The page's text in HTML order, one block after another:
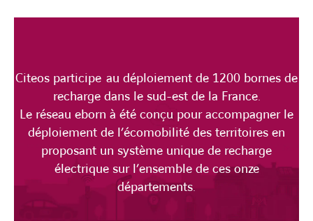
Citeos participe au déploiement de 1200 bornes de
recharge dans le sud-est de la France.
Le réseau eborn à été conçu pour accompagner le
déploiement de l’écomobilité des territoires en
proposant un système unique de recharge
électrique sur l’ensemble de ces onze
départements.